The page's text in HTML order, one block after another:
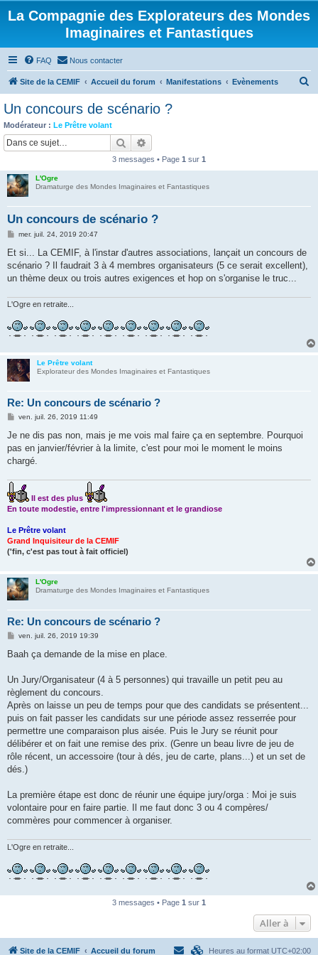
La Compagnie des Explorateurs des Mondes
Imaginaires et Fantastiques
FAQ Nous contacter
Site de la CEMIF Accueil du forum Manifestations Evènements
Un concours de scénario ?
Modérateur : Le Prêtre volant
Rechercher
3 messages • Page 1 sur 1
L'Ogre
Dramaturge des Mondes Imaginaires et Fantastiques
Un concours de scénario ?
M
s
a
g
mer. juil. 24, 2019 20:47
Et si... La CEMIF, à l'instar d'autres associations, lançait un concours de
scénario ? Il faudrait 3 à 4 membres organisateurs (5 ce serait excellent),
un thème deux ou trois autres exigences et hop on s'organise le truc...
L'Ogre en retraite...
Le Prêtre volant
Explorateur des Mondes Imaginaires et Fantastiques
Re: Un concours de scénario ?
M
s
a
g
ven. juil. 26, 2019 11:49
Je ne dis pas non, mais je me vois mal faire ça en septembre. Pourquoi
pas en janvier/février à la limite, c'est pour moi le moment le moins
chargé.
Il est des plus
En toute modestie, entre l'impressionnant et le grandiose
Le Prêtre volant
Grand Inquisiteur de la CEMIF
('fin, c'est pas tout à fait officiel)
L'Ogre
Dramaturge des Mondes Imaginaires et Fantastiques
Re: Un concours de scénario ?
M
s
g
ven. juil. 26, 2019 19:39
Baah ça demande de la mise en place.
Un Jury/Organisateur (4 à 5 personnes) qui travaille un petit peu au
règlement du concours.
Après on laisse un peu de temps pour que des candidats se présentent...
puis on fait passer les candidats sur une période assez resserrée pour
permettre une comparaison plus aisée. Puis le Jury se réunit pour
délibérer et on fait une remise des prix. (Genre un beau livre de jeu de
rôle récent, un accessoire (tour à dés, jeu de carte, plans...) et un set de
dés.)
La première étape est donc de réunir une équipe jury/orga : Moi je suis
volontaire pour en faire partie. Il me faut donc 3 ou 4 compères/
commères pour commencer à organiser.
L'Ogre en retraite...
3 messages • Page 1 sur 1
Aller à
Site de la CEMIF Accueil du forum Heures au format UTC+02:00